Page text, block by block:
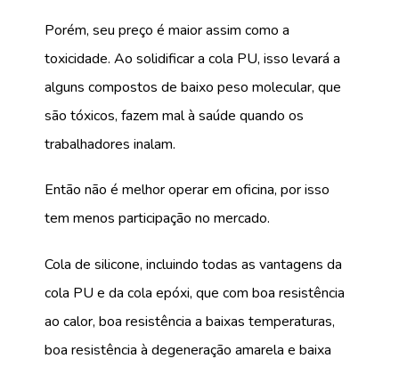
Porém, seu preço é maior assim como a
toxicidade. Ao solidificar a cola PU, isso levará a
alguns compostos de baixo peso molecular, que
são tóxicos, fazem mal à saúde quando os
trabalhadores inalam.
Então não é melhor operar em oficina, por isso
tem menos participação no mercado.
Cola de silicone, incluindo todas as vantagens da
cola PU e da cola epóxi, que com boa resistência
ao calor, boa resistência a baixas temperaturas,
boa resistência à degeneração amarela e baixa